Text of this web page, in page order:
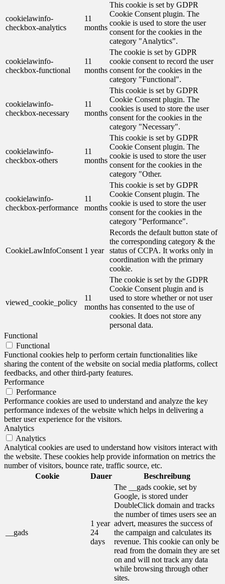
cookielawinfo-
checkbox-analytics
11
months
This cookie is set by GDPR
Cookie Consent plugin. The
cookie is used to store the user
consent for the cookies in the
category "Analytics".
cookielawinfo-
checkbox-functional
11
months
The cookie is set by GDPR
cookie consent to record the user
consent for the cookies in the
category "Functional".
cookielawinfo-
checkbox-necessary
11
months
This cookie is set by GDPR
Cookie Consent plugin. The
cookies is used to store the user
consent for the cookies in the
category "Necessary".
cookielawinfo-
checkbox-others
11
months
This cookie is set by GDPR
Cookie Consent plugin. The
cookie is used to store the user
consent for the cookies in the
category "Other.
cookielawinfo-
checkbox-performance
11
months
This cookie is set by GDPR
Cookie Consent plugin. The
cookie is used to store the user
consent for the cookies in the
category "Performance".
CookieLawInfoConsent 1 year
Records the default button state of
the corresponding category & the
status of CCPA. It works only in
coordination with the primary
cookie.
viewed_cookie_policy
11
months
The cookie is set by the GDPR
Cookie Consent plugin and is
used to store whether or not user
has consented to the use of
cookies. It does not store any
personal data.
Functional
Functional
Functional cookies help to perform certain functionalities like
sharing the content of the website on social media platforms, collect
feedbacks, and other third-party features.
Performance
Performance
Performance cookies are used to understand and analyze the key
performance indexes of the website which helps in delivering a
better user experience for the visitors.
Analytics
Analytics
Analytical cookies are used to understand how visitors interact with
the website. These cookies help provide information on metrics the
number of visitors, bounce rate, traffic source, etc.
Cookie
Dauer Beschreibung
__gads
1 year
24
days
The __gads cookie, set by
Google, is stored under
DoubleClick domain and tracks
the number of times users see an
advert, measures the success of
the campaign and calculates its
revenue. This cookie can only be
read from the domain they are set
on and will not track any data
while browsing through other
sites.